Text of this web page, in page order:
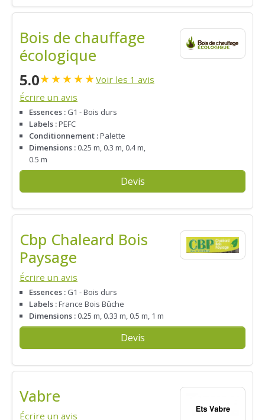
Bois de chauffage
écologique
5.0★★★★★Voir les 1 avis
Écrire un avis
Essences : G1 - Bois durs
Labels :PEFC
Conditionnement :Palette
Dimensions : 0.25 m, 0.3 m, 0.4 m,
0.5 m
Devis
Cbp Chaleard Bois
Paysage
Écrire un avis
Essences : G1 - Bois durs
Labels :France Bois Bûche
Dimensions : 0.25 m, 0.33 m, 0.5 m, 1 m
Devis
Vabre
Écrire un avis